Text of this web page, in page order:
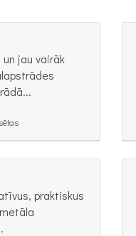
jau vairāk
praktiskus